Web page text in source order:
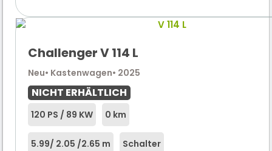
Challenger V 114 L
Neu• Kastenwagen• 2025
NICHT ERHÄLTLICH
120 PS / 89 KW 0 km
5.99/ 2.05 /2.65 m Schalter